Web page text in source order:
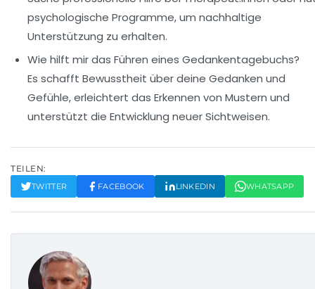
psychologische Programme, um nachhaltige
Unterstützung zu erhalten.
Wie hilft mir das Führen eines Gedankentagebuchs?
Es schafft Bewusstheit über deine Gedanken und
Gefühle, erleichtert das Erkennen von Mustern und
unterstützt die Entwicklung neuer Sichtweisen.
TEILEN:
TWITTER FACEBOOK LINKEDIN WHATSAPP